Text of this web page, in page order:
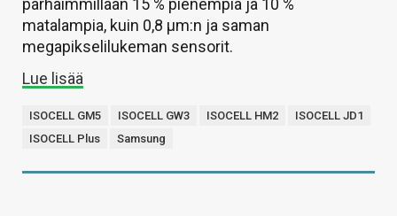
parhaimmillaan 15 % pienempiä ja 10 %
matalampia, kuin 0,8 µm:n ja saman
megapikselilukeman sensorit.
Lue lisää
ISOCELL GM5 ISOCELL GW3 ISOCELL HM2
ISOCELL JD1
ISOCELL Plus
Samsung